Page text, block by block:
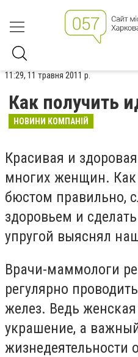
11:29, 11 травня 2011 р.
Как получить
НОВИНИ КОМПАНІЙ
Красивая и
многих женщин. Как
бюстом правильно,
здоровьем и
упругой выяснял
Врачи-маммологи
регулярно
желез. Ведь женская
украшение, а
жизнедеятельности